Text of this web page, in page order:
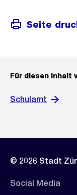
Seite
Für diesen Inhalt
Schulamt
© 2026 Stadt
Social Media